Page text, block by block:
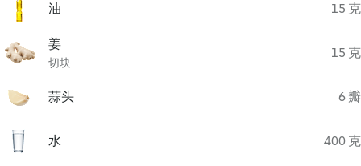
油 15 克
姜
切块
15 克
蒜头 6 瓣
水 400 克